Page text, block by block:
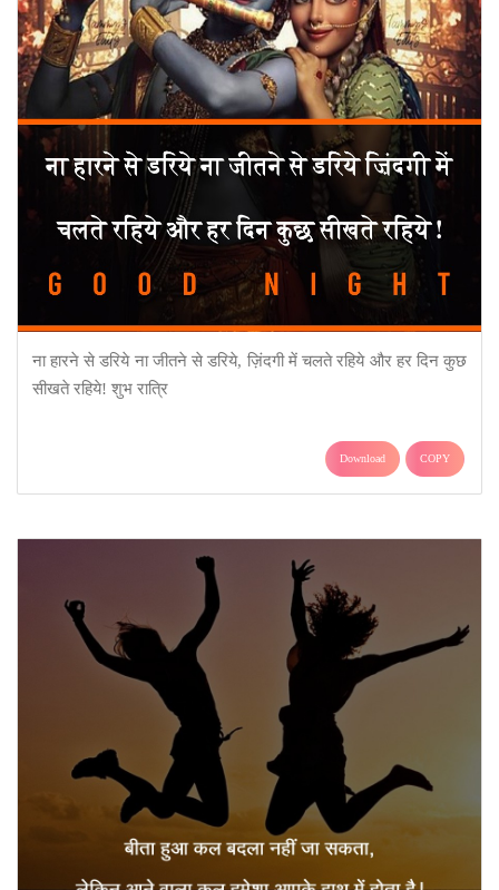
ना हारने से डरिये ना जीतने से डरिये, ज़िंदगी में चलते रहिये और हर दिन कुछ
सीखते रहिये! शुभ रात्रि
Download COPY